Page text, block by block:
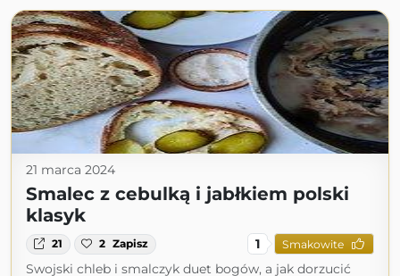
21 marca 2024
Smalec z cebulką i jabłkiem polski
klasyk
21 2 Zapisz 1 Smakowite
Swojski chleb i smalczyk duet bogów, a jak dorzucić